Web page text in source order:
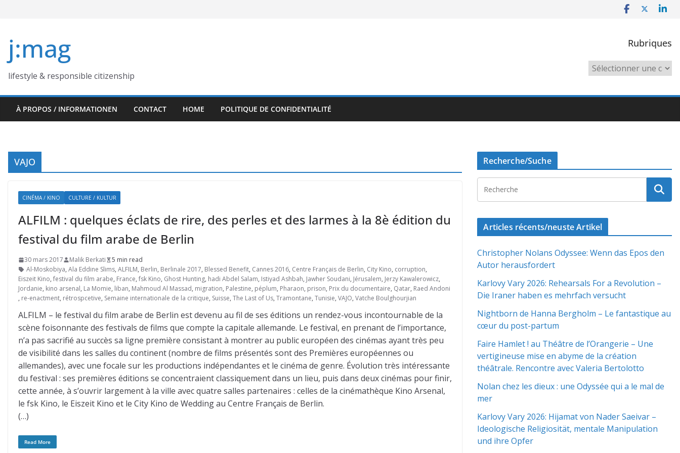
j:mag
lifestyle & responsible citizenship
Rubriques
Rubriques
À PROPOS / INFORMATIONEN CONTACT HOME POLITIQUE DE CONFIDENTIALITÉ
VAJO
CINÉMA / KINO CULTURE / KULTUR
ALFILM : quelques éclats de rire, des perles et des larmes à la 8è édition du
festival du film arabe de Berlin
30 mars 2017 Malik Berkati
5 min read
Al-Moskobiya, Ala Eddine Slims, ALFILM, Berlin, Berlinale 2017, Blessed Benefit, Cannes 2016, Centre Français de Berlin, City Kino, corruption,
Eiszeit Kino, festival du film arabe, France, fsk Kino, Ghost Hunting, hadi Abdel Salam, Istiyad Ashbah, Jawher Soudani, Jérusalem, Jerzy Kawalerowicz,
Jordanie, kino arsenal, La Momie, liban, Mahmoud Al Massad, migration, Palestine, péplum, Pharaon, prison, Prix du documentaire, Qatar, Raed Andoni
, re-enactment, rétrospcetive, Semaine internationale de la critique, Suisse, The Last of Us, Tramontane, Tunisie, VAJO, Vatche Boulghourjian
ALFILM – le festival du film arabe de Berlin est devenu au fil de ses éditions un rendez-vous incontournable de la
scène foisonnante des festivals de films que compte la capitale allemande. Le festival, en prenant de l’importance,
n’a pas sacrifié au succès sa ligne première consistant à montrer au public européen des cinémas ayant très peu
de visibilité dans les salles du continent (nombre de films présentés sont des Premières européennes ou
allemandes), avec une focale sur les productions indépendantes et le cinéma de genre. Évolution très intéressante
du festival : ses premières éditions se concentraient classiquement dans un lieu, puis dans deux cinémas pour finir,
cette année, à s’ouvrir largement à la ville avec quatre salles partenaires : celles de la cinémathèque Kino Arsenal,
le fsk Kino, le Eiszeit Kino et le City Kino de Wedding au Centre Français de Berlin.
(…)
Read More
Recherche/Suche
Articles récents/neuste Artikel
Christopher Nolans Odyssee: Wenn das Epos den
Autor herausfordert
Karlovy Vary 2026: Rehearsals For a Revolution –
Die Iraner haben es mehrfach versucht
Nightborn de Hanna Bergholm – Le fantastique au
cœur du post-partum
Faire Hamlet ! au Théâtre de l’Orangerie – Une
vertigineuse mise en abyme de la création
théâtrale. Rencontre avec Valeria Bertolotto
Nolan chez les dieux : une Odyssée qui a le mal de
mer
Karlovy Vary 2026: Hijamat von Nader Saeivar​​ –
Ideologische Religiosität, mentale Manipulation
und ihre Opfer